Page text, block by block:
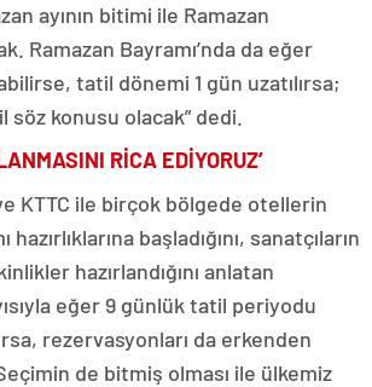
ayının bitimi ile Ramazan
Ramazan Bayramı’nda da eğer
tatil dönemi 1 gün uzatılırsa;
konusu olacak” dedi.
RİCA EDİYORUZ’
KTTC ile birçok bölgede otellerin
hazırlıklarına başladığını, sanatçıların
hazırlandığını anlatan
eğer 9 günlük tatil periyodu
rezervasyonları da erkenden
de bitmiş olması ile ülkemiz